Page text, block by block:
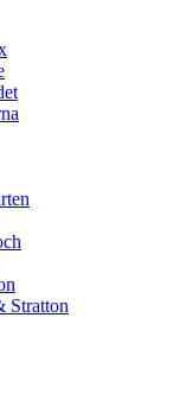
Stratton